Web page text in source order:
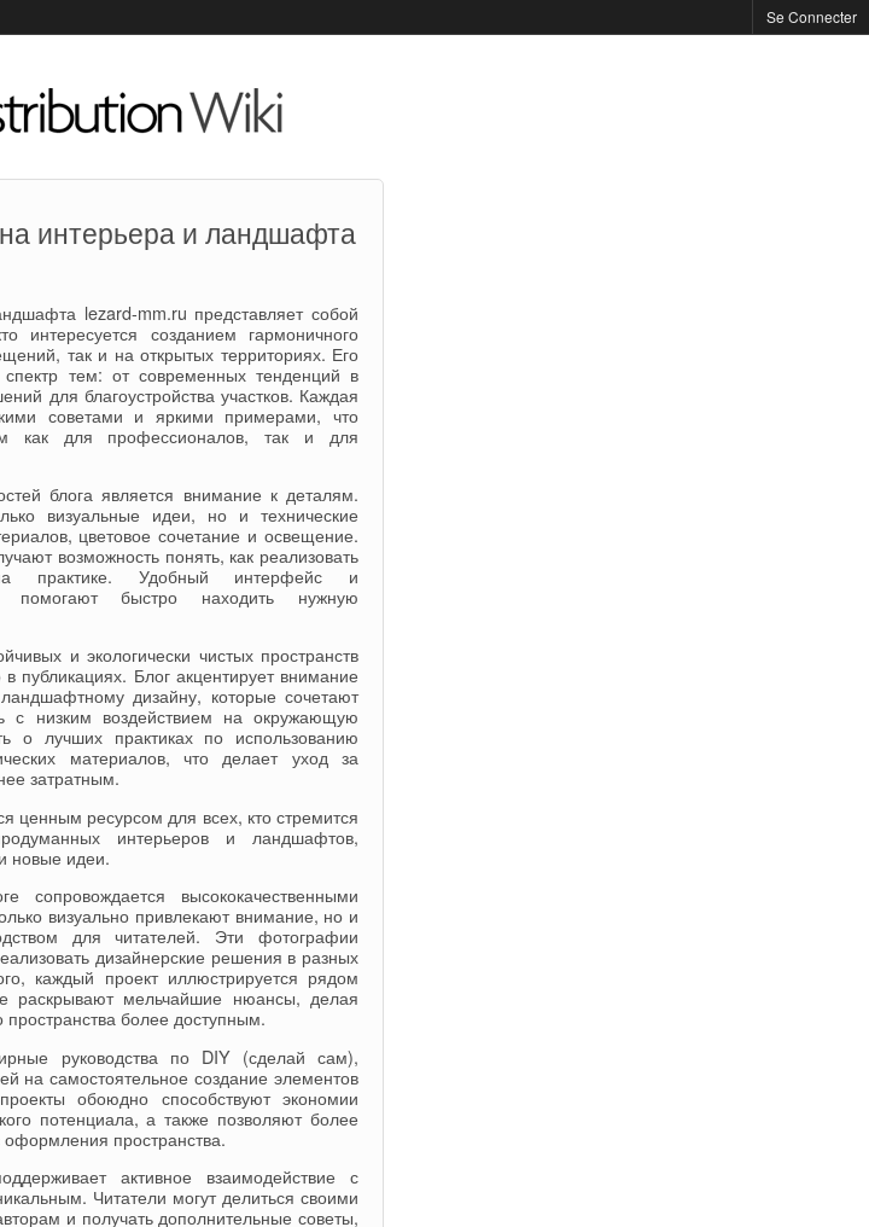
Se Connecter
интерьера и ландшафта
lezard-mm.ru представляет собой
интересуется созданием гармоничного
так и на открытых территориях. Его
спектр тем: от современных тенденций в
для благоустройства участков. Каждая
советами и яркими примерами, что
как для профессионалов, так и для
блога является внимание к деталям.
визуальные идеи, но и технические
цветовое сочетание и освещение.
возможность понять, как реализовать
практике. Удобный интерфейс и
помогают быстро находить нужную
и экологически чистых пространств
публикациях. Блог акцентирует внимание
дизайну, которые сочетают
с низким воздействием на окружающую
о лучших практиках по использованию
материалов, что делает уход за
затратным.
ценным ресурсом для всех, кто стремится
интерьеров и ландшафтов,
новые идеи.
сопровождается высококачественными
визуально привлекают внимание, но и
для читателей. Эти фотографии
дизайнерские решения в разных
каждый проект иллюстрируется рядом
раскрывают мельчайшие нюансы, делая
пространства более доступным.
руководства по DIY (сделай сам),
на самостоятельное создание элементов
обоюдно способствуют экономии
потенциала, а также позволяют более
оформления пространства.
активное взаимодействие с
Читатели могут делиться своими
и получать дополнительные советы,